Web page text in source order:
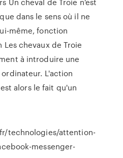
dans le sens où il ne
même, fonction
chevaux de Troie
à introduire une
L'action
alors le fait qu'un
technologies/attention-
messenger-